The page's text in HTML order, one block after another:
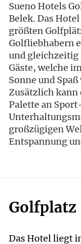
Sueno Hotels
Belek. Das
größten
Golfliebhabern
und
Gäste, welche
Sonne und
Zusätzlich
Palette an
großzügigen
Entspannung
Golfplatz
Das Hotel liegt